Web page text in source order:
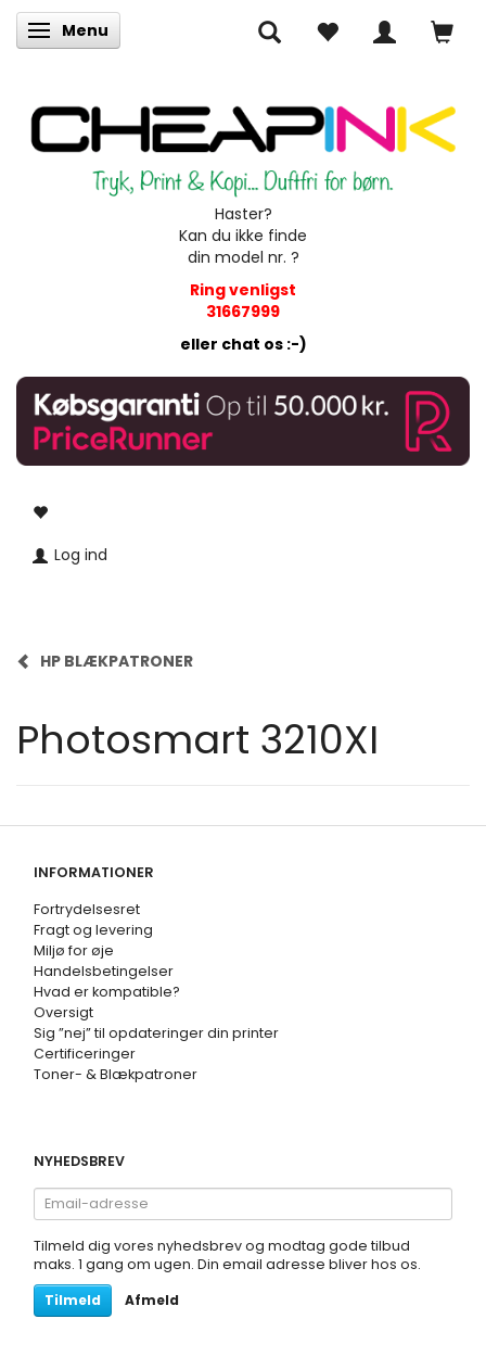
Skifte navigation
Menu
Haster?
Kan du ikke finde
din model nr. ?
Ring venligst
31667999
eller chat os :-)
Log ind
HP BLÆKPATRONER
Photosmart 3210XI
INFORMATIONER
Fortrydelsesret
Fragt og levering
Miljø for øje
Handelsbetingelser
Hvad er kompatible?
Oversigt
Sig ”nej” til opdateringer din printer
Certificeringer
Toner- & Blækpatroner
NYHEDSBREV
Email-
adresse
Tilmeld dig vores nyhedsbrev og modtag gode tilbud
maks. 1 gang om ugen. Din email adresse bliver hos os.
Tilmeld
Afmeld